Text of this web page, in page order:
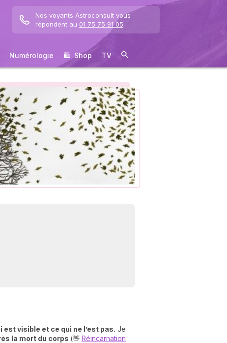
Nos voyants Astroconsult vous
répondent au 01 75 75 91 05
Numérologie 🛍 ️ Shop TV
visible et ce qui ne l’est pas. Je
la mort du corps (👋 Réincarnation